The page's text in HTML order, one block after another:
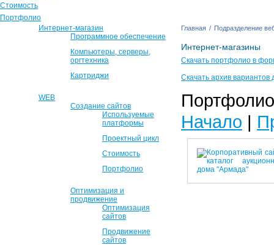
Стоимость
Портфолио
Интернет-магазин
Программное обеспечение
Компьютеры, серверы,
оргтехника
Картриджи
WEB
Создание сайтов
Используемые
платформы
Проектный цикл
Стоимость
Портфолио
Оптимизация и
продвижение
Оптимизация
сайтов
Продвижение
сайтов
Главная / Подразделение
Интернет-магазины
Скачать портфолио в
Скачать архив вариантов
Начало |